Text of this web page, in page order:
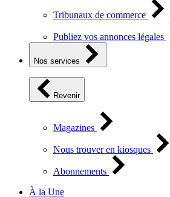
Tribunaux de commerce
Publiez vos annonces légales
Nos services
Revenir
Magazines
Nous trouver en kiosques
Abonnements
À la Une